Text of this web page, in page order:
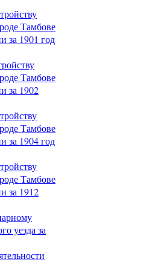
Тамбове
за 1901 год
Тамбове
за 1902
Тамбове
за 1904 год
Тамбове
за 1912
уезда за